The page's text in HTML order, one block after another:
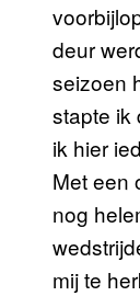
deur
seizoen
stapte ik
ik hier
Met een
nog
mij te